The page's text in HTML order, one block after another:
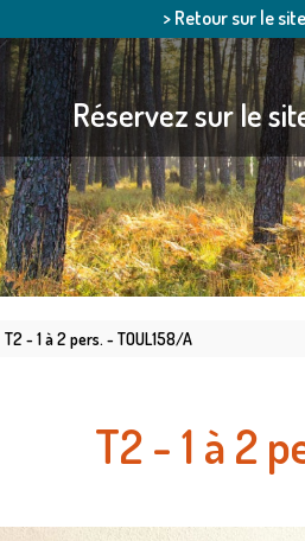
> Retour sur le
Réservez sur le
T2 - 1 à 2 pers. - TOUL158/A
T2 - 1 à 2